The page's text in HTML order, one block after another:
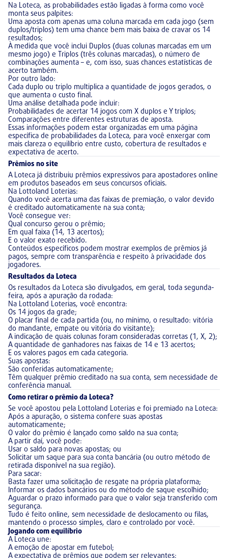
Na Loteca, as probabilidades estão ligadas à forma como você
monta seus palpites:
Uma aposta com apenas uma coluna marcada em cada jogo (sem
duplos/triplos) tem uma chance bem mais baixa de cravar os 14
resultados;
À medida que você inclui Duplos (duas colunas marcadas em um
mesmo jogo) e Triplos (três colunas marcadas), o número de
combinações aumenta – e, com isso, suas chances estatísticas de
acerto também.
Por outro lado:
Cada duplo ou triplo multiplica a quantidade de jogos gerados, o
que aumenta o custo final.
Uma análise detalhada pode incluir:
Probabilidades de acertar 14 jogos com X duplos e Y triplos;
Comparações entre diferentes estruturas de aposta.
Essas informações podem estar organizadas em uma página
específica de probabilidades da Loteca, para você enxergar com
mais clareza o equilíbrio entre custo, cobertura de resultados e
expectativa de acerto.
Prêmios no site
A Loteca já distribuiu prêmios expressivos para apostadores online
em produtos baseados em seus concursos oficiais.
Na Lottoland Loterias:
Quando você acerta uma das faixas de premiação, o valor devido
é creditado automaticamente na sua conta;
Você consegue ver:
Qual concurso gerou o prêmio;
Em qual faixa (14, 13 acertos);
E o valor exato recebido.
Conteúdos específicos podem mostrar exemplos de prêmios já
pagos, sempre com transparência e respeito à privacidade dos
jogadores.
Resultados da Loteca
Os resultados da Loteca são divulgados, em geral, toda segunda-
feira, após a apuração da rodada:
Na Lottoland Loterias, você encontra:
Os 14 jogos da grade;
O placar final de cada partida (ou, no mínimo, o resultado: vitória
do mandante, empate ou vitória do visitante);
A indicação de quais colunas foram consideradas corretas (1, X, 2);
A quantidade de ganhadores nas faixas de 14 e 13 acertos;
E os valores pagos em cada categoria.
Suas apostas:
São conferidas automaticamente;
Têm qualquer prêmio creditado na sua conta, sem necessidade de
conferência manual.
Como retirar o prêmio da Loteca?
Se você apostou pela Lottoland Loterias e foi premiado na Loteca:
Após a apuração, o sistema confere suas apostas
automaticamente;
O valor do prêmio é lançado como saldo na sua conta;
A partir daí, você pode:
Usar o saldo para novas apostas; ou
Solicitar um saque para sua conta bancária (ou outro método de
retirada disponível na sua região).
Para sacar:
Basta fazer uma solicitação de resgate na própria plataforma;
Informar os dados bancários ou do método de saque escolhido;
Aguardar o prazo informado para que o valor seja transferido com
segurança.
Tudo é feito online, sem necessidade de deslocamento ou filas,
mantendo o processo simples, claro e controlado por você.
Jogando com equilíbrio
A Loteca une:
A emoção de apostar em futebol;
A expectativa de prêmios que podem ser relevantes;